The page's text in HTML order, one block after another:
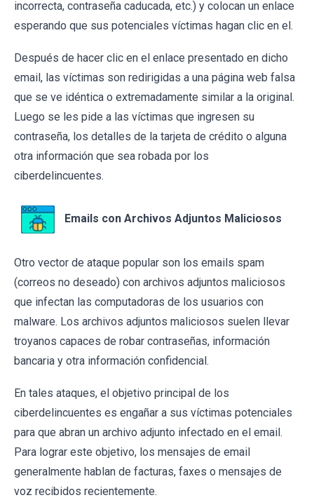
incorrecta, contraseña caducada, etc.) y colocan un enlace
esperando que sus potenciales víctimas hagan clic en el.
Después de hacer clic en el enlace presentado en dicho
email, las víctimas son redirigidas a una página web falsa
que se ve idéntica o extremadamente similar a la original.
Luego se les pide a las víctimas que ingresen su
contraseña, los detalles de la tarjeta de crédito o alguna
otra información que sea robada por los
ciberdelincuentes.
Emails con Archivos Adjuntos Maliciosos
Otro vector de ataque popular son los emails spam
(correos no deseado) con archivos adjuntos maliciosos
que infectan las computadoras de los usuarios con
malware. Los archivos adjuntos maliciosos suelen llevar
troyanos capaces de robar contraseñas, información
bancaria y otra información confidencial.
En tales ataques, el objetivo principal de los
ciberdelincuentes es engañar a sus víctimas potenciales
para que abran un archivo adjunto infectado en el email.
Para lograr este objetivo, los mensajes de email
generalmente hablan de facturas, faxes o mensajes de
voz recibidos recientemente.